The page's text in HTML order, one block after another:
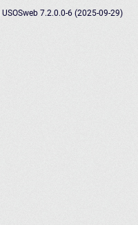
USOSweb 7.2.0.0-6 (2025-09-29)